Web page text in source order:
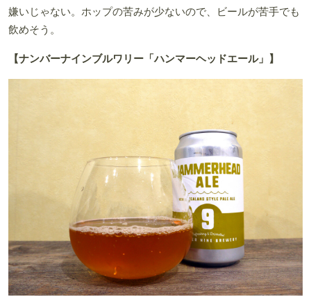
嫌いじゃない。ホップの苦みが少ないので、ビールが苦手でも
飲めそう。
【ナンバーナインブルワリー「ハンマーヘッドエール」】